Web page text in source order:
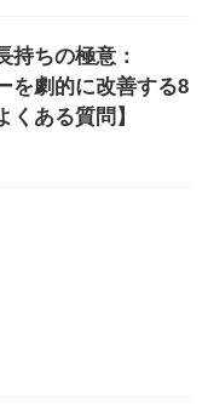
持ちの極意：
を劇的に改善する8
ある質問】